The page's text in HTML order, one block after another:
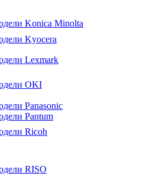
Konica Minolta
Kyocera
Lexmark
OKI
Panasonic
Pantum
Ricoh
RISO